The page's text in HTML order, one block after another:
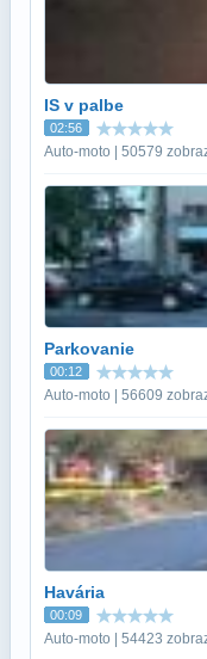
IS v palbe
02:56
Auto-moto | 50579
Parkovanie
00:12
Auto-moto | 56609
Havária
00:09
Auto-moto | 54423